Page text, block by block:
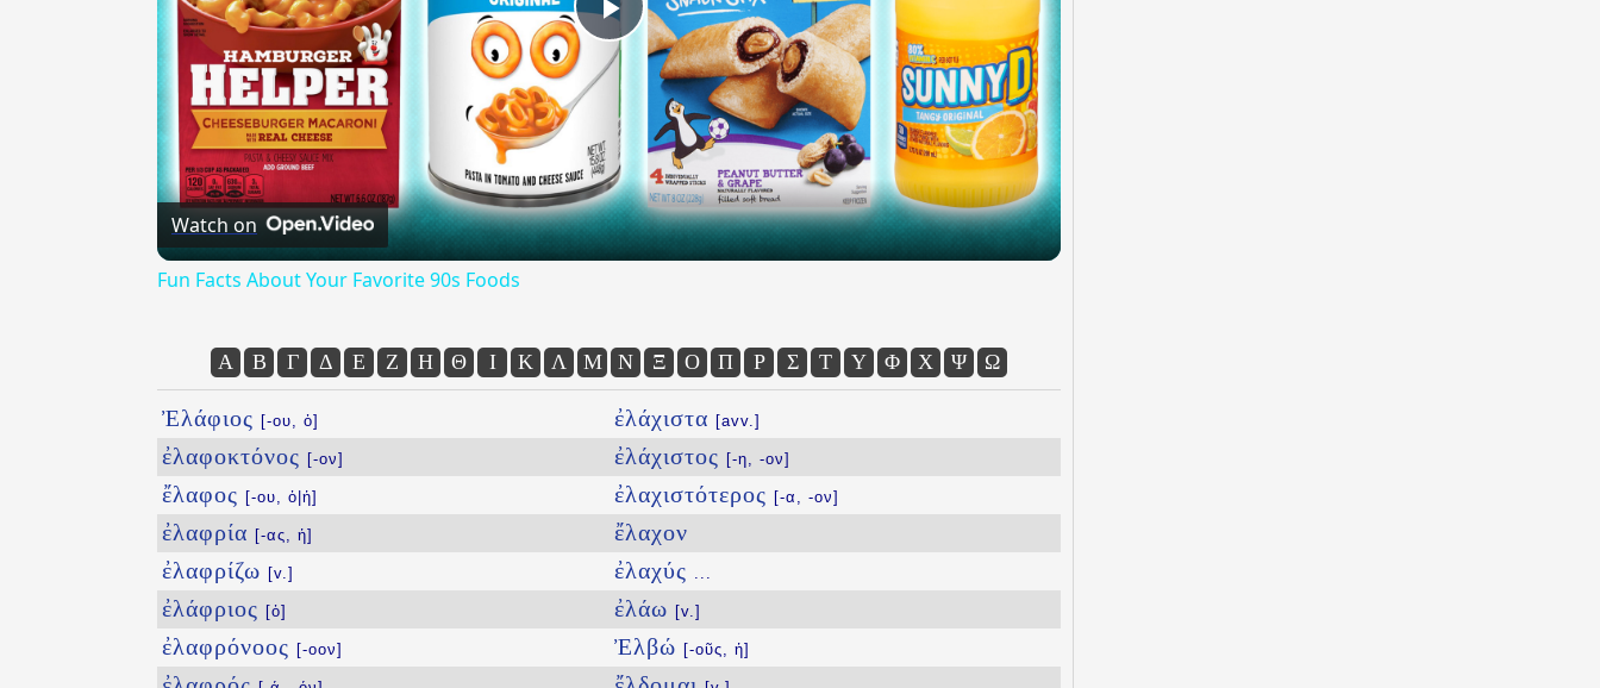
Play
Video
Watch on
Fun Facts About Your Favorite 90s Foods
Α Β Γ Δ Ε Ζ Η Θ Ι Κ Λ Μ Ν Ξ Ο Π Ρ Σ Τ Υ Φ Χ Ψ Ω
Ἐλάφιος [-ου, ὁ]
ἐλαφοκτόνος [-ον]
ἔλαφος [-ου, ὁ|ἡ]
ἐλαφρία [-ας, ἡ]
ἐλαφρίζω [v.]
ἐλάφριος [ὁ]
ἐλαφρόνοος [-οον]
ἐλάχιστα [avv.]
ἐλάχιστος [-η, -ον]
ἐλαχιστότερος [-α, -ον]
ἔλαχον
ἐλαχύς
ἐλάω [v.]
Ἐλβώ [-οῦς, ἡ]